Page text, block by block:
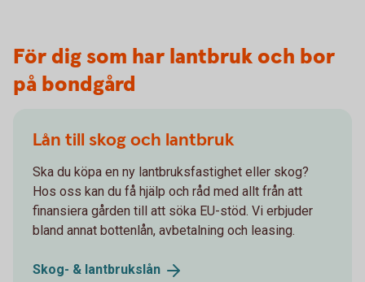
För dig som har lantbruk och bor
på bondgård
Lån till skog och lantbruk
Ska du köpa en ny lantbruksfastighet eller skog?
Hos oss kan du få hjälp och råd med allt från att
finansiera gården till att söka EU-stöd. Vi erbjuder
bland annat bottenlån, avbetalning och leasing.
Skog- & lantbrukslån